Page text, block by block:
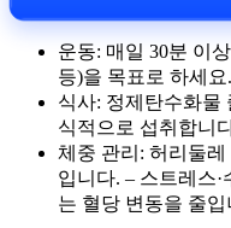
운동: 매일 30분 이
등)을 목표로 하세요.
식사: 정제탄수화물
식적으로 섭취합니
체중 관리: 허리둘
입니다. – 스트레스
는 혈당 변동을 줄입